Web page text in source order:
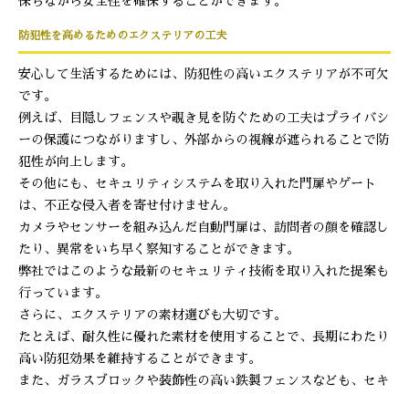
防犯性を高めるためのエクステリアの工夫
安心して生活するためには、防犯性の高いエクステリアが不可欠
です。
例えば、目隠しフェンスや覗き見を防ぐための工夫はプライバシ
ーの保護につながりますし、外部からの視線が遮られることで防
犯性が向上します。
その他にも、セキュリティシステムを取り入れた門扉やゲート
は、不正な侵入者を寄せ付けません。
カメラやセンサーを組み込んだ自動門扉は、訪問者の顔を確認し
たり、異常をいち早く察知することができます。
弊社ではこのような最新のセキュリティ技術を取り入れた提案も
行っています。
さらに、エクステリアの素材選びも大切です。
たとえば、耐久性に優れた素材を使用することで、長期にわたり
高い防犯効果を維持することができます。
また、ガラスブロックや装飾性の高い鉄製フェンスなども、セキ